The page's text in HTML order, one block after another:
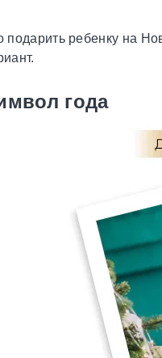
подарить ребенку на
года